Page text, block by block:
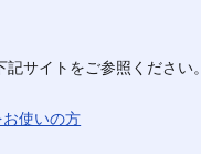
サイトをご参照ください。
使いの方